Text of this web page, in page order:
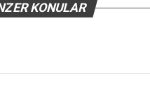
KONULAR